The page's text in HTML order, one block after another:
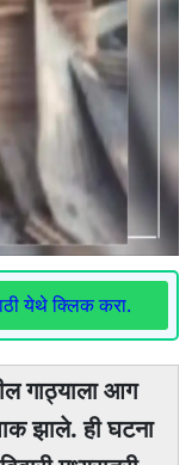
येथे क्लिक करा.
गाठ्याला आग
झाले. ही घटना